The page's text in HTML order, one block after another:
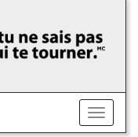
Activer/
le